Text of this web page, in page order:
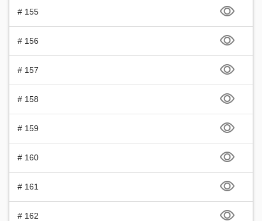
# 155
# 156
# 157
# 158
# 159
# 160
# 161
# 162